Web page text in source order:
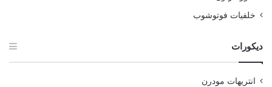
خلفيات فوتوشوب
ديكورات
انتريهات مودرن